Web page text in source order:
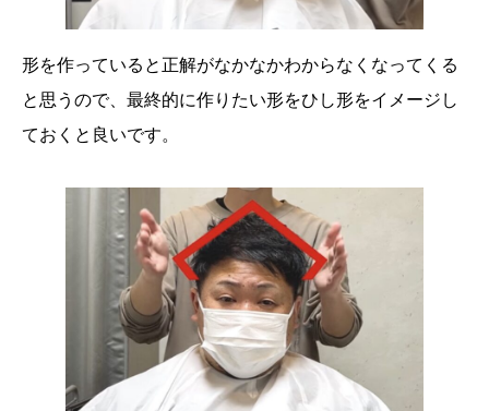
形を作っていると正解がなかなかわからなくなってくる
と思うので、最終的に作りたい形をひし形をイメージし
ておくと良いです。